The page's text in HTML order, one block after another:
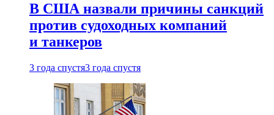
В США назвали причины санкций
против судоходных компаний
и танкеров
3 года спустя3 года спустя